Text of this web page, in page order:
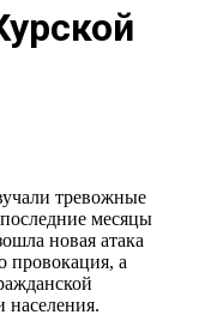
тревожные
месяцы
новая атака
провокация, а
населения.